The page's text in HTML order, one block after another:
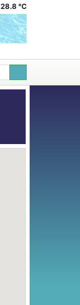
28.8 ℃